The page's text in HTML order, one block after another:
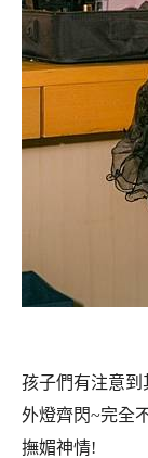
孩子們有注意到
外燈齊閃~完全
撫媚神情!